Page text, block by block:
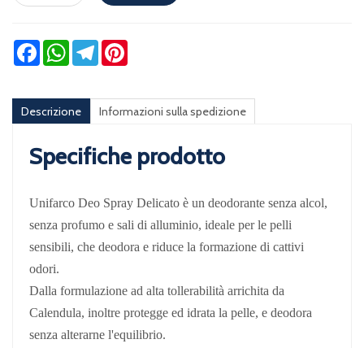
FacebookWhatsApp
Telegram
Descrizione Informazioni sulla spedizione
Specifiche prodotto
Unifarco Deo Spray Delicato è un deodorante senza alcol,
senza profumo e sali di alluminio, ideale per le pelli
sensibili, che deodora e riduce la formazione di cattivi
odori.
Dalla formulazione ad alta tollerabilità arrichita da
Calendula, inoltre protegge ed idrata la pelle, e deodora
senza alterarne l'equilibrio.